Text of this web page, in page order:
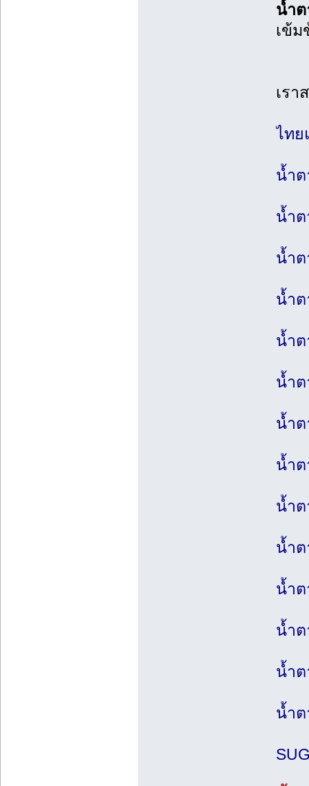
น้ำต
เข้
เร
ไทย
น้ำต
น้ำต
น้ำต
น้ำ
น้ำต
น้ำ
น้ำ
น้ำ
น้ำต
น้ำต
น้ำต
น้ำ
น้ำต
น้ำต